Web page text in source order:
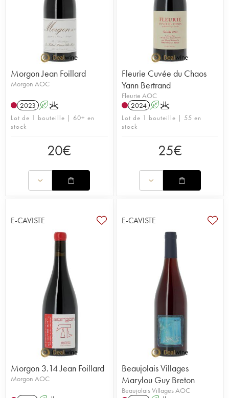
Morgon Jean Foillard
Morgon AOC
2023 AK
Lot de 1 bouteille | 60+ en
stock
20€
Fleurie Cuvée du Chaos
Yann Bertrand
Fleurie AOC
2024 AK
Lot de 1 bouteille | 55 en
stock
25€
E-CAVISTE
Morgon 3.14 Jean Foillard
Morgon AOC
E-CAVISTE
Beaujolais Villages
Marylou Guy Breton
Beaujolais Villages AOC